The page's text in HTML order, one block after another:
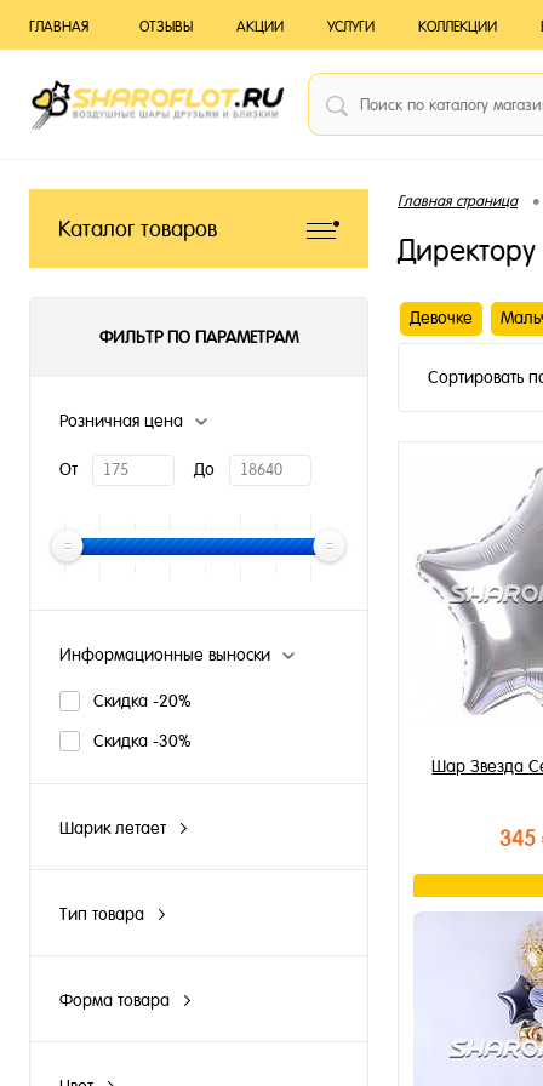
ГЛАВНАЯ ОТЗЫВЫ АКЦИИ УСЛУГИ КОЛЛЕКЦИИ
Каталог товаров
ФИЛЬТР ПО ПАРАМЕТРАМ
Розничная цена
От До
Информационные выноски
Скидка -20%
Скидка -30%
Шарик летает
Тип товара
Форма товара
Главная страница •
Директору
Девочке
Сортировать
Шар Звезда
В
Купить в 1
В избранное
В наличии